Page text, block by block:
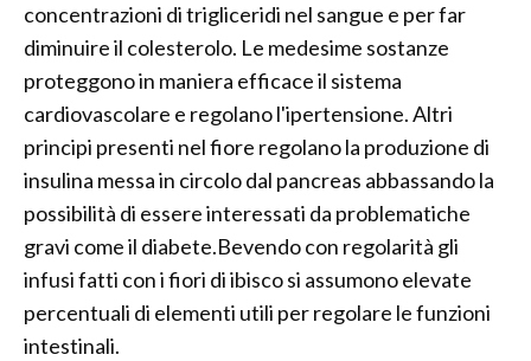
concentrazioni di trigliceridi nel sangue e per far
diminuire il colesterolo. Le medesime sostanze
proteggono in maniera efficace il sistema
cardiovascolare e regolano l'ipertensione. Altri
principi presenti nel fiore regolano la produzione di
insulina messa in circolo dal pancreas abbassando la
possibilità di essere interessati da problematiche
gravi come il diabete.Bevendo con regolarità gli
infusi fatti con i fiori di ibisco si assumono elevate
percentuali di elementi utili per regolare le funzioni
intestinali.